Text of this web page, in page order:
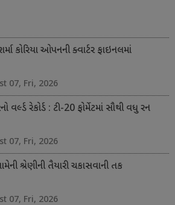
કોરિયા ઓપનની ક્વાર્ટર ફાઇનલમાં
07, Fri, 2026
વર્લ્ડ રેકોર્ડ : ટી-20 ફોર્મેટમાં સૌથી વધુ રન
07, Fri, 2026
શ્રેણીની તૈયારી ચકાસવાની તક
07, Fri, 2026